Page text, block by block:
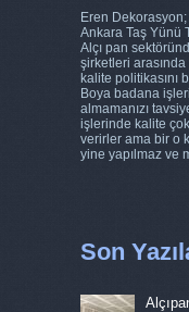
Eren
Ankara Taş Yünü
Alçı pan
şirketleri
kalite politikasını
Boya badana
almamanızı
işlerinde kalite
verirler ama bir o
yine yapılmaz ve
Son